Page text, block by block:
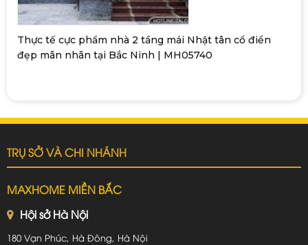
Thực tế cực phẩm nhà 2 tầng mái Nhật tân cổ điển
đẹp mãn nhãn tại Bắc Ninh | MH05740
TRỤ SỞ VÀ CHI NHÁNH
MAXHOME MIỀN BẮC
Hội sở Hà Nội
180 Vạn Phúc, Hà Đông, Hà Nội